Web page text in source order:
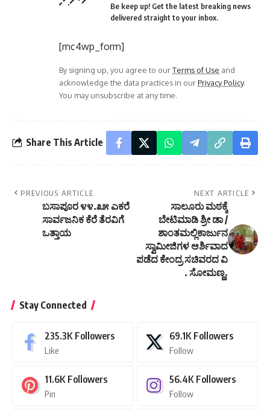
Be keep up! Get the latest breaking news
delivered straight to your inbox.
[mc4wp_form]
By signing up, you agree to ourTerms of Use and
acknowledge the data practices in ourPrivacy Policy.
You may unsubscribe at any time.
Share This Article
PREVIOUS ARTICLE
ಬಸಾಪೂರ ೪೪.೩೫ ಎಕರೆ
ಸಾರ್ವಜನಿಕ ಕೆರೆ ತೆರವಿಗೆ
ಒತ್ತಾಯ
NEXT ARTICLE
ಸಾಲೂರು ಮಠಕ್ಕೆ
ಬೇಟಿಮಾಡಿ ಶ್ರೀ ಡಾ /
ಶಾಂತಮಲ್ಲಿಕಾರ್ಜುನ
ಸ್ವಾಮೀಜಿಗಳ ಆರ್ಶಿವಾದ
ಪಡೆದ ಕೇಂದ್ರ ಸಚಿವರದ ವಿ
. ಸೋಮಣ್ಣ.
Stay Connected
235.3K Followers
Like
69.1K Followers
Follow
11.6K Followers
Pin
56.4K Followers
Follow